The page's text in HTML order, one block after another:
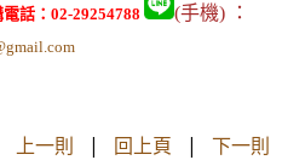
話：02-29254788
(手機) ：
上一則 | 回上頁 | 下一則